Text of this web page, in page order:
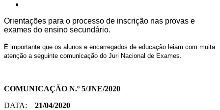
Orientações para o processo de inscrição nas provas e
exames do ensino secundário.
É importante que os alunos e encarregados de educação leiam com muita
atenção a seguinte comunicação do Juri Nacional de Exames.
COMUNICAÇÃO N.º 5/JNE/2020
DATA: 21/04/2020